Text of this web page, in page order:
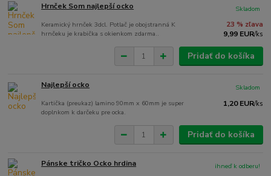
Hrnček Som najlepší ocko
Keramický hrnček 3dcl. Potlač je obojstranná K
hrnčeku je krabička s okienkom zdarma..
23 % zľava
9,99 EUR/ks
Skladom
Pridať do košíka
Najlepší ocko
Kartička (preukaz) lamino 90mm x 60mm je super
doplnkom k darčeku pre ocka.
1,20 EUR/ks
Skladom
Pridať do košíka
Pánske tričko Ocko hrdina ihneď k odberu!